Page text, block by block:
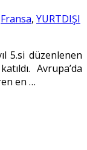
Fransa, YURTDIŞI
5.si düzenlenen
Avrupa’da
en …